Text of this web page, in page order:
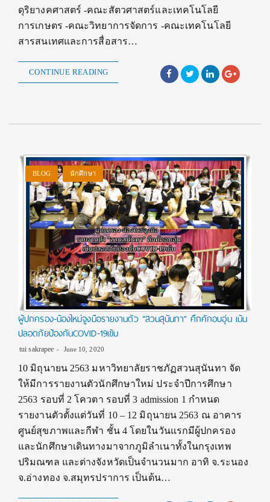
ดุริยางคศาสตร์ -คณะสัตวศาสตร์และเทคโนโลยี
การเกษตร -คณะวิทยาการจัดการ -คณะเทคโนโลยี
สารสนเทศและการสื่อสาร…
CONTINUE READING
BLOG นักศึกษา
ผู้ปกครอง-น้องใหม่จูงมือรายงานตัว “สวนสุนันทา” คึกคักอบอุ่น เน้น
ปลอดภัยป้องกันCOVID-19เข้ม
tui sakrapee June 10, 2020
10 มิถุนายน 2563 มหาวิทยาลัยราชภัฏสวนสุนันทา จัด
ให้มีการรายงานตัวนักศึกษาใหม่ ประจำปีการศึกษา
2563 รอบที่ 2 โควตา รอบที่ 3 admission 1 กำหนด
รายงานตัวตั้งแต่วันที่ 10 – 12 มิถุนายน 2563 ณ อาคาร
ศูนย์สุขภาพและกีฬา ชั้น 4 โดยในวันแรกมีผู้ปกครอง
และนักศึกษาเดินทางมาจากภูมิลำเนาทั้งในกรุงเทพ
ปริมณฑล และต่างจังหวัดเป็นจำนวนมาก อาทิ จ.ระนอง
จ.อ่างทอง จ.สมุทรปราการ เป็นต้น…